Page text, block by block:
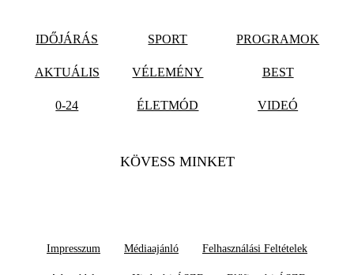
IDŐJÁRÁS SPORT PROGRAMOK
AKTUÁLIS VÉLEMÉNY BEST
0-24 ÉLETMÓD VIDEÓ
KÖVESS MINKET
Impresszum Médiaajánló Felhasználási Feltételek